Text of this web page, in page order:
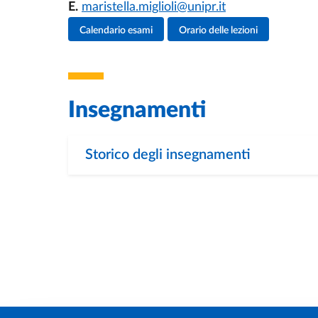
E. maristella.miglioli@unipr.it
Attività del docente
Calendario esami Orario delle lezioni
Insegnamenti
Storico degli insegnamenti